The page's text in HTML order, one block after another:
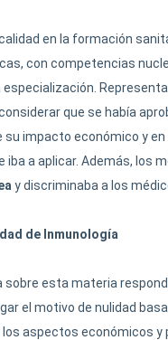
en la formación
con competencias
que se había
su impacto económico y en
iba a aplicar. Además, los
y discriminaba a los
de Inmunología
sobre esta materia
el motivo de nulidad
aspectos económicos y